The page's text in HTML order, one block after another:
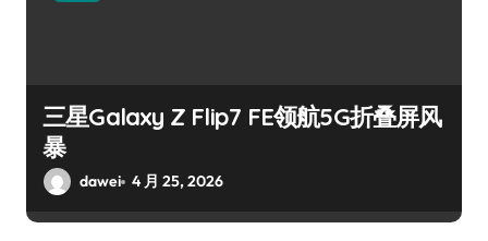
三星Galaxy Z Flip7 FE领航5G折叠屏风
暴
dawei 4 月 25, 2026